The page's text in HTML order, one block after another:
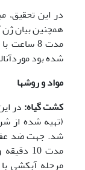
در این تحقیق،
مدت 8
شده بود
مواد و روشها
کشت گیاه: در
(تهیه شده از
مرحله آبکشی